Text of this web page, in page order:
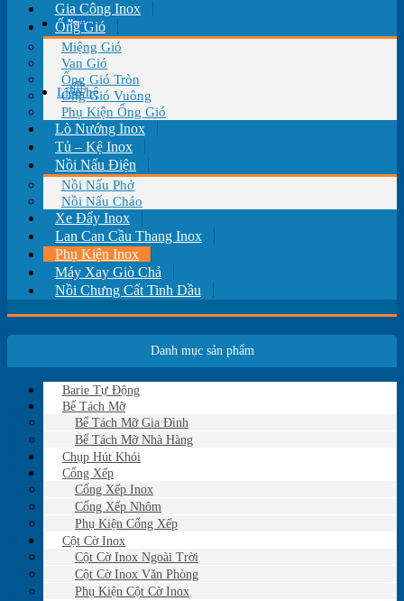
Tin tức
Liên hệ
Gia Công Inox
Ống Gió
Miệng Gió
Van Gió
Ống Gió Tròn
Ống Gió Vuông
Phụ Kiện Ống Gió
Lò Nướng Inox
Tủ – Kệ Inox
Nồi Nấu Điện
Nồi Nấu Phở
Nồi Nấu Cháo
Xe Đẩy Inox
Lan Can Cầu Thang Inox
Phụ Kiện Inox
Máy Xay Giò Chả
Nồi Chưng Cất Tinh Dầu
Danh mục sản phẩm
Barie Tự Động
Bể Tách Mỡ
Bể Tách Mỡ Gia Đình
Bể Tách Mỡ Nhà Hàng
Chụp Hút Khói
Cổng Xếp
Cổng Xếp Inox
Cổng Xếp Nhôm
Phụ Kiện Cổng Xếp
Cột Cờ Inox
Cột Cờ Inox Ngoài Trời
Cột Cờ Inox Văn Phòng
Phụ Kiện Cột Cờ Inox